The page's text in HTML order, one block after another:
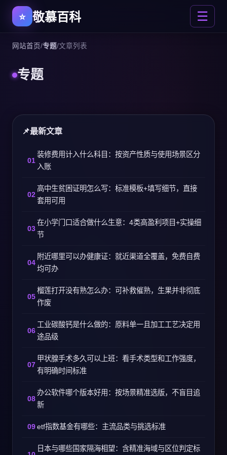
敬慕百科 ☰
网站首页/专题/文章列表
专题
最新文章
装修费用计入什么科目：按资产性质与使用场景区分
入账
高中生贫困证明怎么写：标准模板+填写细节，直接
套用可用
在小学门口适合做什么生意：4类高盈利项目+实操细
节
附近哪里可以办健康证：就近渠道全覆盖，免费自费
均可办
榴莲打开没有熟怎么办：可补救催熟，生果并非彻底
作废
工业碳酸钙是什么做的：原料单一且加工工艺决定用
途品级
甲状腺手术多久可以上班：看手术类型和工作强度，
有明确时间标准
办公软件哪个版本好用：按场景精准选版，不盲目追
新
etf指数基金有哪些：主流品类与挑选标准
日本与哪些国家隔海相望：含精准海域与区位判定标